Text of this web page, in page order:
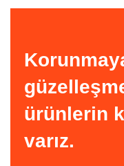
ürünlerin
varız.